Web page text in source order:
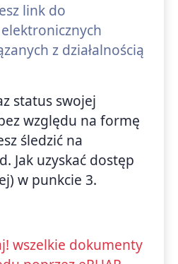
link do
z działalnością
status swojej
względu na formę
śledzić na
Jak uzyskać dostęp
w punkcie 3.
wszelkie dokumenty